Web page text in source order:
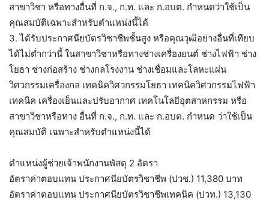
สาขาวิชา หรือทางอื่นที่ ก.จ., ก.ท. และ ก.อบต. กำหนดว่าใช้เป็น
คุณสมบัติเฉพาะสำหรับตำแหน่งนี้ได้
3. ได้รับประกาศนียบัตรวิชาชีพชั้นสูง หรือคุณวุฒิอย่างอื่นที่เทียบ
ได้ไม่ต่ำกว่านี้ ในสาขาวิชาหรือทางช่างเครื่องยนต์ ช่างไฟฟ้า ช่าง
โยธา ช่างก่อสร้าง ช่างกลโรงงาน ช่างเชื่อมและโลหะแผ่น
วิศวกรรมเครื่องกล เทคนิควิศวกรรมโยธา เทคนิควิศวกรรมไฟฟ้า
เทคนิค เครื่องเย็นและปรับอากาศ เทคโนโลยีอุตสาหกรรม หรือ
สาขาวิชาหรือทาง อื่นที่ ก.จ., ก.ท. และ ก.อบต. กำหนด ว่าใช้เป็น
คุณสมบัติ เฉพาะสำหรับตำแหน่งนี้ได้
ตำแหน่งผู้ช่วยเจ้าพนักงานพัสดุ 2 อัตรา
อัตราค่าตอบแทน ประกาศนียบัตรวิชาชีพ (ปวช.) 11,380 บาท
อัตราค่าตอบแทน ประกาศนียบัตรวิชาชีพเทคนิค (ปวท.) 13,130